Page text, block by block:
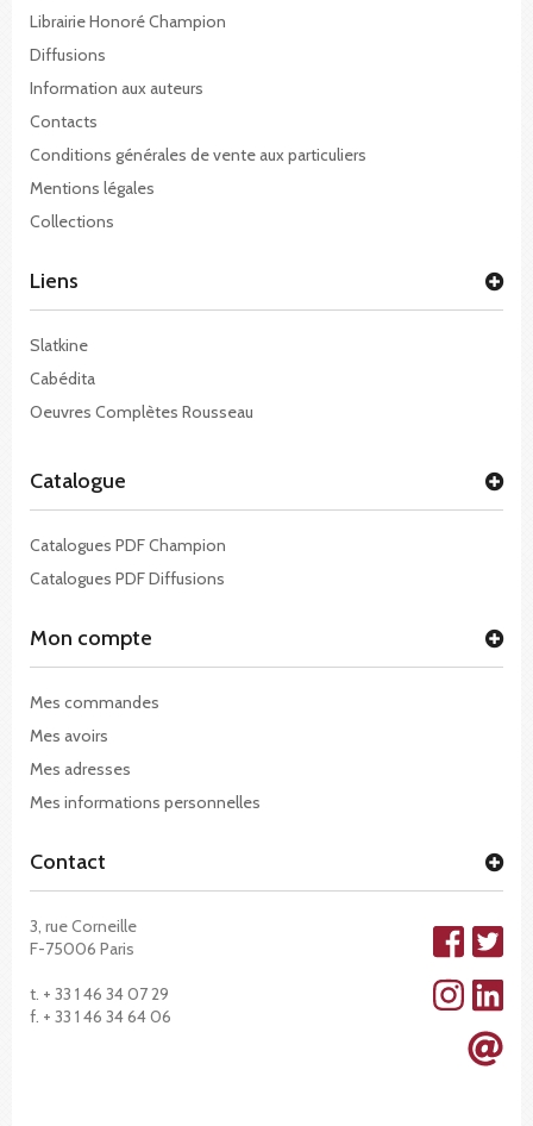
Librairie Honoré Champion
Diffusions
Information aux auteurs
Contacts
Conditions générales de vente aux particuliers
Mentions légales
Collections
Liens
Slatkine
Cabédita
Oeuvres Complètes Rousseau
Catalogue
Catalogues PDF Champion
Catalogues PDF Diffusions
Mon compte
Mes commandes
Mes avoirs
Mes adresses
Mes informations personnelles
Contact
3, rue Corneille
F-75006 Paris
t. + 33 1 46 34 07 29
f. + 33 1 46 34 64 06